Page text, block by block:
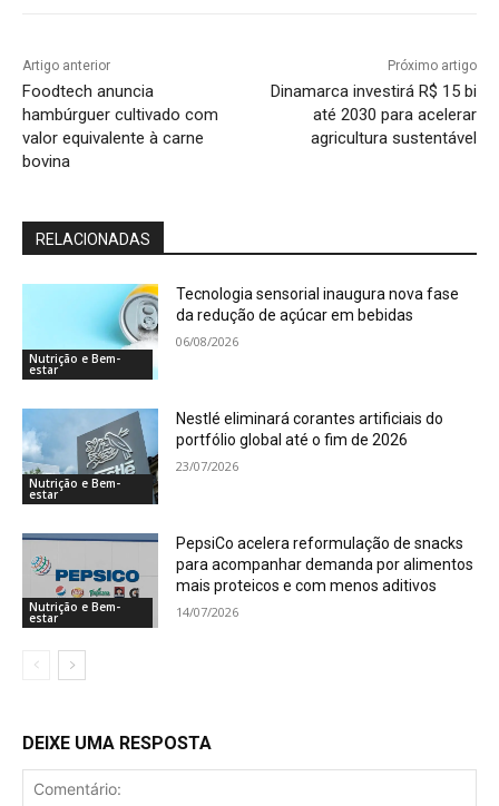
Artigo anterior
Foodtech anuncia
hambúrguer cultivado com
valor equivalente à carne
bovina
Próximo artigo
Dinamarca investirá R$ 15 bi
até 2030 para acelerar
agricultura sustentável
RELACIONADAS
Nutrição e Bem-
estar
Tecnologia sensorial inaugura nova fase
da redução de açúcar em bebidas
06/08/2026
Nutrição e Bem-
estar
Nestlé eliminará corantes artificiais do
portfólio global até o fim de 2026
23/07/2026
Nutrição e Bem-
estar
PepsiCo acelera reformulação de snacks
para acompanhar demanda por alimentos
mais proteicos e com menos aditivos
14/07/2026
DEIXE UMA RESPOSTA